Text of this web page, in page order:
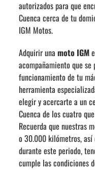
autorizados para que
Cuenca cerca de tu
IGM Motos.
Adquirir una moto IGM
acompañamiento que
funcionamiento de tu
herramienta
elegir y acercarte a un
Cuenca de los cuatro
Recuerda que nuestras
o 30.000 kilómetros,
durante este periodo,
cumple las condiciones